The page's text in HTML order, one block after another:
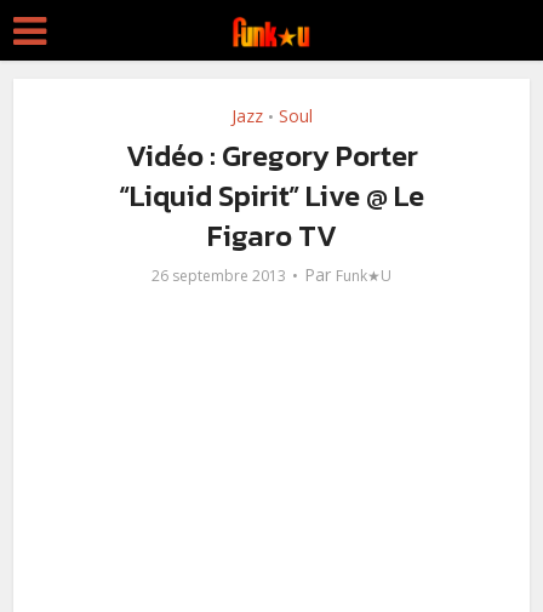
Jazz • Soul
Vidéo : Gregory Porter
“Liquid Spirit” Live @ Le
Figaro TV
26 septembre 2013 Par Funk★U